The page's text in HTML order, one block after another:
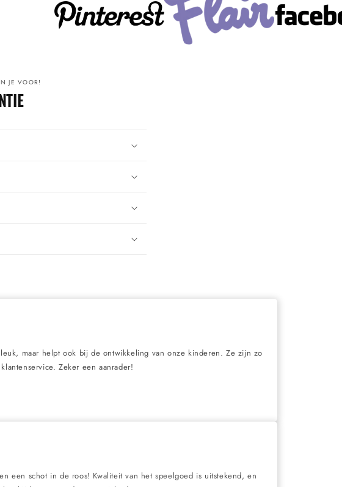
JE VOOR!
maar helpt ook bij de ontwikkeling van onze kinderen. Ze zijn zo
Zeker een aanrader!
een schot in de roos! Kwaliteit van het speelgoed is uitstekend, en